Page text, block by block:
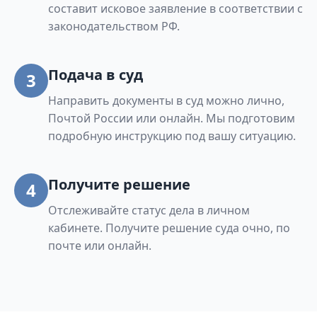
составит исковое заявление в соответствии с
законодательством РФ.
3 Подача в суд
Направить документы в суд можно лично,
Почтой России или онлайн. Мы подготовим
подробную инструкцию под вашу ситуацию.
4 Получите решение
Отслеживайте статус дела в личном
кабинете. Получите решение суда очно, по
почте или онлайн.